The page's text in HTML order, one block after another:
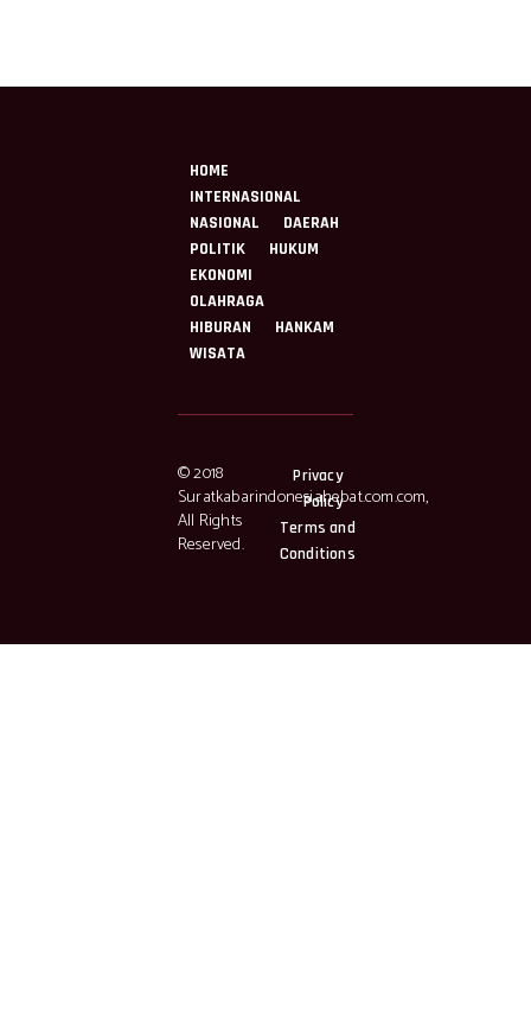
HOME
INTERNASIONAL
NASIONAL
DAERAH
POLITIK
HUKUM
EKONOMI
OLAHRAGA
HIBURAN
HANKAM
WISATA
© 2018
Suratkabarindonesiahebat.com.com,
All Rights
Reserved.
Privacy
Policy
Terms and
Conditions